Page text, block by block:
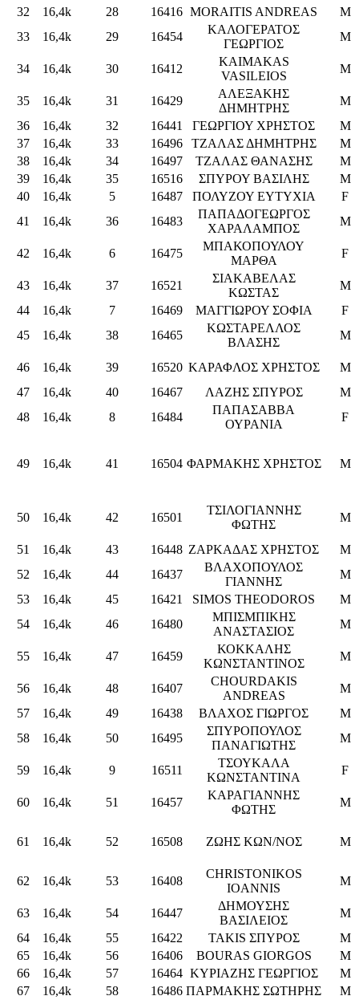
32
16,4k 28 16416 MORAITIS ANDREAS
M
33
16,4k 29 16454
ΚΑΛΟΓΕΡΑΤΟΣ
ΓΕΩΡΓΙΟΣ
M
34 16,4k 30 16412
KAIMAKAS
VASILEIOS
M
35 16,4k 31 16429
ΑΛΕΞΑΚΗΣ
ΔΗΜΗΤΡΗΣ
M
36
16,4k 32 16441 ΓΕΩΡΓΙΟΥ ΧΡΗΣΤΟΣ
M
37
16,4k 33 16496 ΤΖΑΛΑΣ ΔΗΜΗΤΡΗΣ
M
38
16,4k 34 16497 ΤΖΑΛΑΣ ΘΑΝΑΣΗΣ
M
39
16,4k 35 16516 ΣΠΥΡΟΥ ΒΑΣΙΛΗΣ
M
40
16,4k 5 16487 ΠΟΛΥΖΟΥ ΕΥΤΥΧΙΑ
F
41
16,4k 36 16483
ΠΑΠΑΔΟΓΕΩΡΓΟΣ
ΧΑΡΑΛΑΜΠΟΣ
M
42 16,4k 6 16475
ΜΠΑΚΟΠΟΥΛΟΥ
ΜΑΡΘΑ
F
43 16,4k 37 16521
ΣΙΑΚΑΒΕΛΑΣ
ΚΩΣΤΑΣ
M
44
16,4k 7 16469 ΜΑΓΓΙΩΡΟΥ ΣΟΦΙΑ
F
45
16,4k 38 16465
ΚΩΣΤΑΡΕΛΛΟΣ
ΒΛΑΣΗΣ
M
46 16,4k 39 16520 ΚΑΡΑΦΛΟΣ ΧΡΗΣΤΟΣ
M
47
16,4k 40 16467 ΛΑΖΗΣ ΣΠΥΡΟΣ
M
48
16,4k 8 16484
ΠΑΠΑΣΑΒΒΑ
ΟΥΡΑΝΙΑ
F
49 16,4k 41 16504 ΦΑΡΜΑΚΗΣ ΧΡΗΣΤΟΣ M
50 16,4k 42 16501
ΤΣΙΛΟΓΙΑΝΝΗΣ
ΦΩΤΗΣ
M
51 16,4k 43 16448 ΖΑΡΚΑΔΑΣ ΧΡΗΣΤΟΣ
M
52
16,4k 44 16437
ΒΛΑΧΟΠΟΥΛΟΣ
ΓΙΑΝΝΗΣ
M
53
16,4k 45 16421 SIMOS THEODOROS
M
54
16,4k 46 16480
ΜΠΙΣΜΠΙΚΗΣ
ΑΝΑΣΤΑΣΙΟΣ
M
55 16,4k 47 16459
ΚΟΚΚΑΛΗΣ
ΚΩΝΣΤΑΝΤΙΝΟΣ
M
56 16,4k 48 16407
CHOURDAKIS
ANDREAS
M
57
16,4k 49 16438 ΒΛΑΧΟΣ ΓΙΩΡΓΟΣ
M
58
16,4k 50 16495
ΣΠΥΡΟΠΟΥΛΟΣ
ΠΑΝΑΓΙΩΤΗΣ
M
59 16,4k 9 16511
ΤΣΟΥΚΑΛΑ
ΚΩΝΣΤΑΝΤΙΝΑ
F
60 16,4k 51 16457
ΚΑΡΑΓΙΑΝΝΗΣ
ΦΩΤΗΣ
M
61 16,4k 52 16508 ΖΩΗΣ ΚΩΝ/ΝΟΣ M
62 16,4k 53 16408
CHRISTONIKOS
IOANNIS
M
63 16,4k 54 16447
ΔΗΜΟΥΣΗΣ
ΒΑΣΙΛΕΙΟΣ
M
64
16,4k 55 16422 TAKIS ΣΠΥΡΟΣ
M
65
16,4k 56 16406 BOURAS GIORGOS
M
66
16,4k 57 16464 ΚΥΡΙΑΖΗΣ ΓΕΩΡΓΙΟΣ
M
67
16,4k 58 16486 ΠΑΡΜΑΚΗΣ ΣΩΤΗΡΗΣ M